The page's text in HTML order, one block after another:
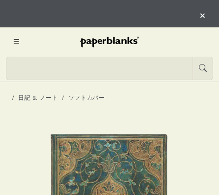
×
日記 & ノート ソフトカバー